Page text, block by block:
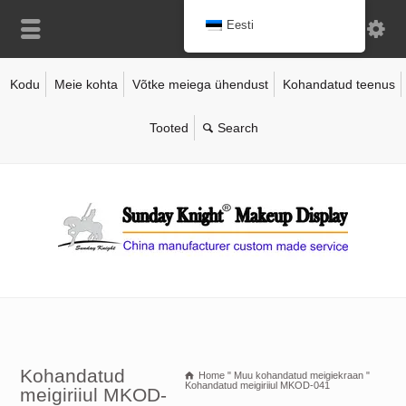
Kodu Meie kohta Võtke meiega ühendust Kohandatud teenus
Tooted
Kohandatud
meigiriiul MKOD-
Home " Muu kohandatud meigiekraan "
Kohandatud meigiriiul MKOD-041
Eesti